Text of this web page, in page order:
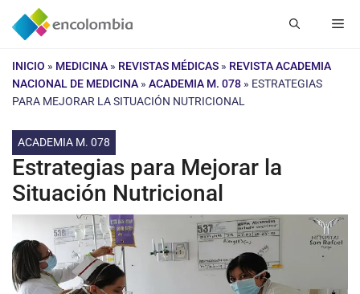
Saltar
INICIO » MEDICINA » REVISTAS MÉDICAS » REVISTA ACADEMIA
NACIONAL DE MEDICINA » ACADEMIA M. 078 » ESTRATEGIAS
PARA MEJORAR LA SITUACIÓN NUTRICIONAL
ACADEMIA M. 078
Estrategias para Mejorar la
Situación Nutricional